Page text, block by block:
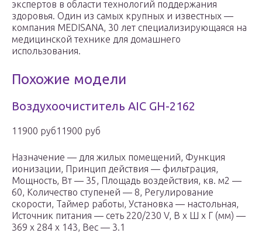
экспертов в области технологий поддержания
здоровья. Один из самых крупных и известных —
компания MEDISANA, 30 лет специализирующаяся на
медицинской технике для домашнего
использования.
Похожие модели
Воздухоочиститель AIC GH-2162
11900 руб11900 руб
Назначение — для жилых помещений, Функция
ионизации, Принцип действия — фильтрация,
Мощность, Вт — 35, Площадь воздействия, кв. м2 —
60, Количество ступеней — 8, Регулирование
скорости, Таймер работы, Установка — настольная,
Источник питания — сеть 220/230 V, В x Ш x Г (мм) —
369 x 284 x 143, Вес — 3.1